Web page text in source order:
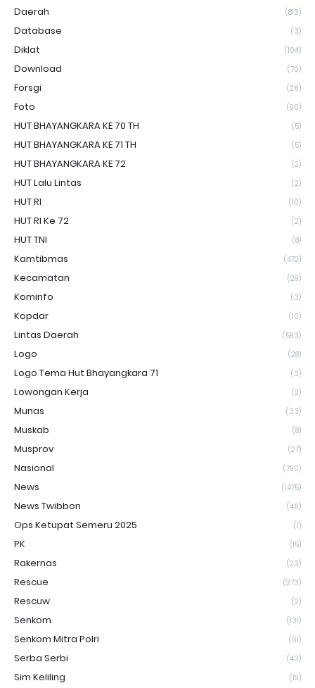
Daerah (813)
Database (3)
Diklat (104)
Download (70)
Forsgi (26)
Foto (90)
HUT BHAYANGKARA KE 70 TH (5)
HUT BHAYANGKARA KE 71 TH (5)
HUT BHAYANGKARA KE 72 (2)
HUT Lalu Lintas (2)
HUT RI (10)
HUT RI Ke 72 (2)
HUT TNI (8)
Kamtibmas (472)
Kecamatan (29)
Kominfo (3)
Kopdar (10)
Lintas Daerah (593)
Logo (28)
Logo Tema Hut Bhayangkara 71 (3)
Lowongan Kerja (2)
Munas (33)
Muskab (8)
Musprov (27)
Nasional (790)
News (1475)
News Twibbon (46)
Ops Ketupat Semeru 2025 (1)
PK (15)
Rakernas (23)
Rescue (273)
Rescuw (2)
Senkom (131)
Senkom Mitra Polri (61)
Serba Serbi (43)
Sim Keliling (19)